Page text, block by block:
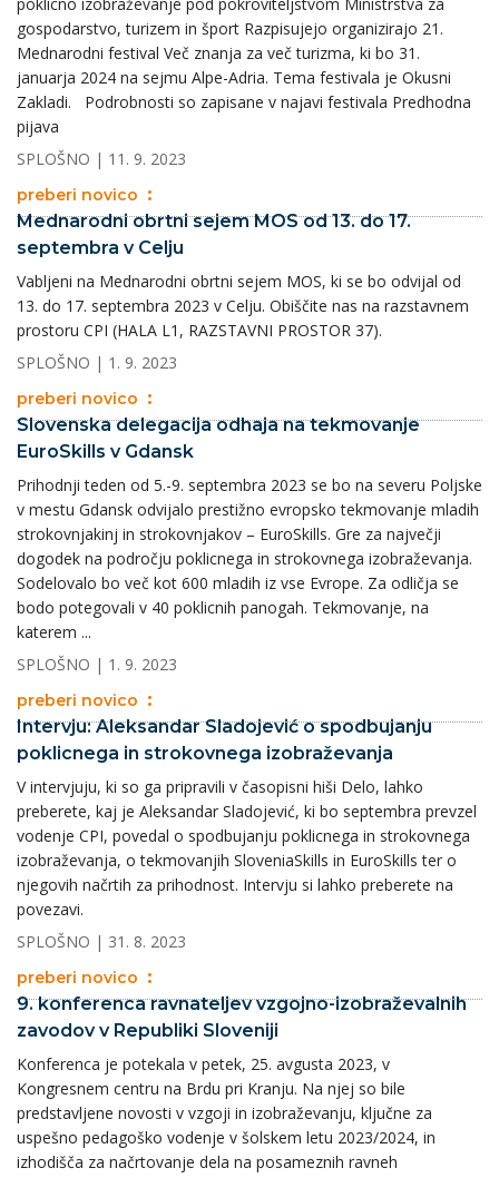
gospodarstvo, turizem in šport Razpisujejo organizirajo 21.
Mednarodni festival Več znanja za več turizma, ki bo 31.
januarja 2024 na sejmu Alpe-Adria. Tema festivala je Okusni
Zakladi. Podrobnosti so zapisane v najavi festivala Predhodna
pijava
SPLOŠNO | 11. 9. 2023
preberi novico
Mednarodni obrtni sejem MOS od 13. do 17.
septembra v Celju
Vabljeni na Mednarodni obrtni sejem MOS, ki se bo odvijal od
13. do 17. septembra 2023 v Celju. Obiščite nas na razstavnem
prostoru CPI (HALA L1, RAZSTAVNI PROSTOR 37).
SPLOŠNO | 1. 9. 2023
preberi novico
Slovenska delegacija odhaja na tekmovanje
EuroSkills v Gdansk
Prihodnji teden od 5.-9. septembra 2023 se bo na severu Poljske
v mestu Gdansk odvijalo prestižno evropsko tekmovanje mladih
strokovnjakinj in strokovnjakov – EuroSkills. Gre za največji
dogodek na področju poklicnega in strokovnega izobraževanja.
Sodelovalo bo več kot 600 mladih iz vse Evrope. Za odličja se
bodo potegovali v 40 poklicnih panogah. Tekmovanje, na
katerem ...
SPLOŠNO | 1. 9. 2023
preberi novico
Intervju: Aleksandar Sladojević o spodbujanju
poklicnega in strokovnega izobraževanja
V intervjuju, ki so ga pripravili v časopisni hiši Delo, lahko
preberete, kaj je Aleksandar Sladojević, ki bo septembra prevzel
vodenje CPI, povedal o spodbujanju poklicnega in strokovnega
izobraževanja, o tekmovanjih SloveniaSkills in EuroSkills ter o
njegovih načrtih za prihodnost. Intervju si lahko preberete na
povezavi.
SPLOŠNO | 31. 8. 2023
preberi novico
9. konferenca ravnateljev vzgojno-izobraževalnih
zavodov v Republiki Sloveniji
Konferenca je potekala v petek, 25. avgusta 2023, v
Kongresnem centru na Brdu pri Kranju. Na njej so bile
predstavljene novosti v vzgoji in izobraževanju, ključne za
uspešno pedagoško vodenje v šolskem letu 2023/2024, in
izhodišča za načrtovanje dela na posameznih ravneh